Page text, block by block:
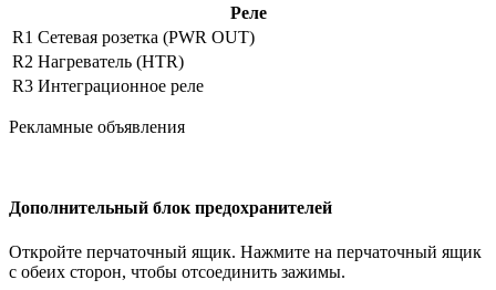
Реле
R1 Сетевая розетка (PWR OUT)
R2 Нагреватель (HTR)
R3 Интеграционное реле
Рекламные объявления
Дополнительный блок предохранителей
Откройте перчаточный ящик. Нажмите на перчаточный ящик
с обеих сторон, чтобы отсоединить зажимы.